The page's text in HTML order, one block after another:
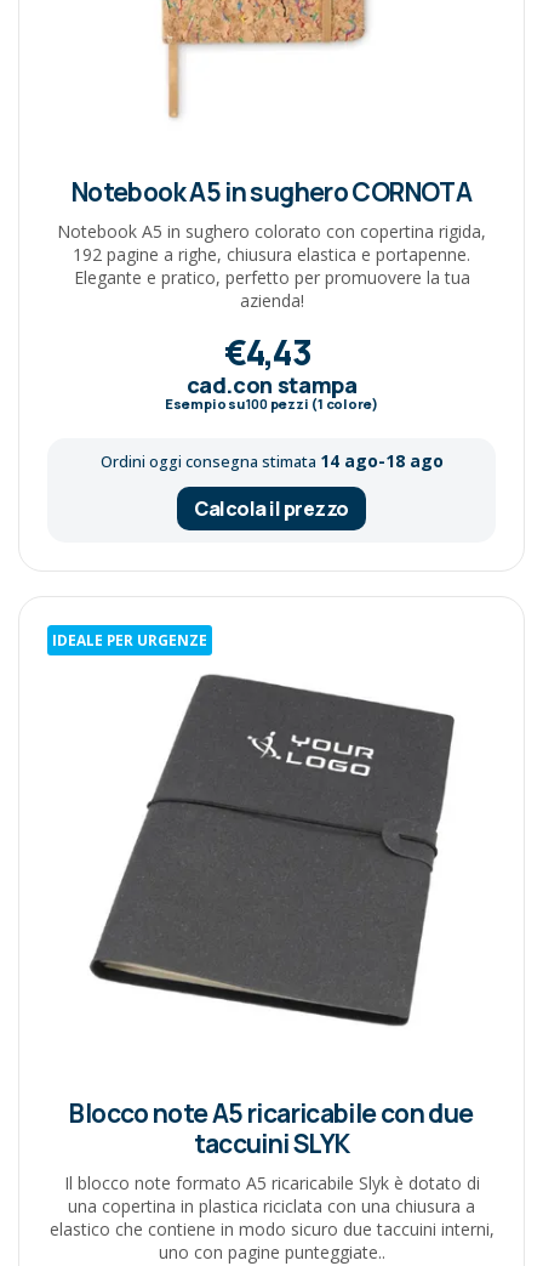
Notebook A5 in sughero CORNOTA
Notebook A5 in sughero colorato con copertina rigida,
192 pagine a righe, chiusura elastica e portapenne.
Elegante e pratico, perfetto per promuovere la tua
azienda!
€4,43
cad.con stampa
Esempio su100pezzi (1 colore)
Ordini oggi consegna stimata 14 ago-18 ago
Calcola il prezzo
IDEALE PER URGENZE
Blocco note A5 ricaricabile con due
taccuini SLYK
Il blocco note formato A5 ricaricabile Slyk è dotato di
una copertina in plastica riciclata con una chiusura a
elastico che contiene in modo sicuro due taccuini interni,
uno con pagine punteggiate..